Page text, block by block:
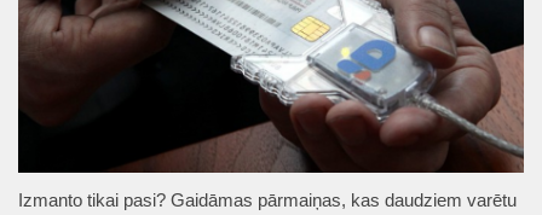
Izmanto tikai pasi? Gaidāmas pārmaiņas, kas daudziem varētu